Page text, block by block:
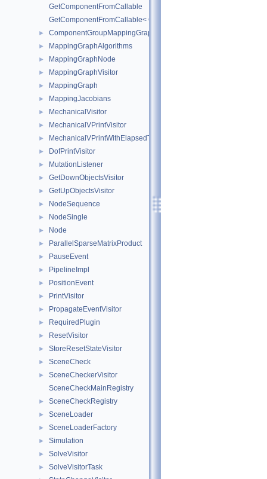
GetComponentFromCallable
GetComponentFromCallable< Callable >
► ComponentGroupMappingGraphNode
► MappingGraphAlgorithms
► MappingGraphNode
► MappingGraphVisitor
► MappingGraph
► MappingJacobians
► MechanicalVisitor
► MechanicalVPrintVisitor
► MechanicalVPrintWithElapsedTimeVisitor
► DofPrintVisitor
► MutationListener
► GetDownObjectsVisitor
► GetUpObjectsVisitor
► NodeSequence
► NodeSingle
► Node
► ParallelSparseMatrixProduct
► PauseEvent
► PipelineImpl
► PositionEvent
► PrintVisitor
► PropagateEventVisitor
► RequiredPlugin
► ResetVisitor
► StoreResetStateVisitor
► SceneCheck
►
SceneCheckerVisitor
SceneCheckMainRegistry
► SceneCheckRegistry
► SceneLoader
► SceneLoaderFactory
► Simulation
► SolveVisitor
► SolveVisitorTask